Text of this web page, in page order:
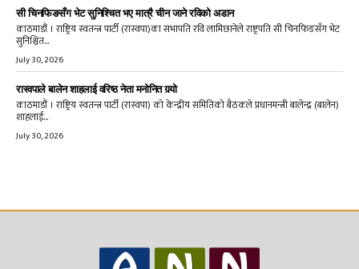
सी चिनफिङसँग भेट सुनिश्चित भए मात्रै चीन जाने रविको अडान
काठमाडौं । राष्ट्रिय स्वतन्त्र पार्टी (रास्वपा)का सभापति रवि लामिछानेले राष्ट्रपति सी चिनफिङसँग भेट
सुनिश्चित...
July 30, 2026
रास्वपाले बालेन शाहलाई वरिष्ठ नेता मनोनित गर्‍यो
काठमाडौं । राष्ट्रिय स्वतन्त्र पार्टी (रास्वपा) को केन्द्रीय समितिको बैठकले प्रधानमन्त्री बालेन्द्र (बालेन)
शाहलाई...
July 30, 2026